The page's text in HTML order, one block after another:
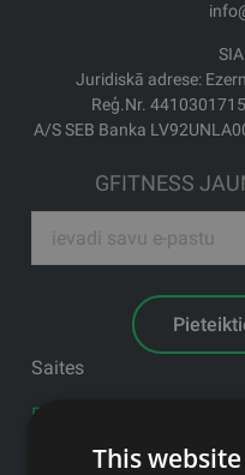
Juridiskā adrese:
Reģ.Nr.
A/S SEB Banka
GFITNESS
Saites
Preces
Pakalpojumi
This